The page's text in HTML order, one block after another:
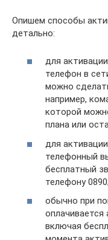
Опишем способы
детально:
для
телефон в
можно
например,
которой
плана или
для
телефонный
бесплатный
телефону 0890;
обычно при
оплачивается
включая